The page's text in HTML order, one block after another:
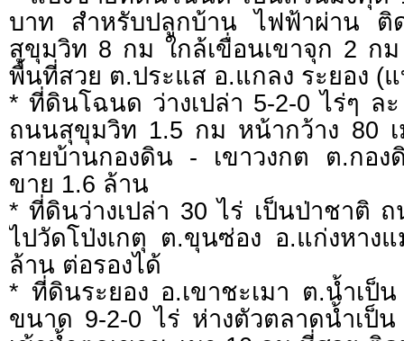
บาท สำหรับปลูกบ้าน ไฟฟ้าผ่าน ติ
สุขุมวิท 8 กม ใกล้เขื่อนเขาจุก 2 ก
พื้นที่สวย ต.ประแส อ.แกลง ระยอง (แ
* ที่ดินโฉนด ว่างเปล่า 5-2-0 ไร่ๆ ล
ถนนสุขุมวิท 1.5 กม หน้ากว้าง 80
สายบ้านกองดิน - เขาวงกต ต.กอง
ขาย 1.6 ล้าน
* ที่ดินว่างเปล่า 30 ไร่ เป็นป่าชาติ
ไปวัดโป่งเกตุ ต.ขุนซ่อง อ.แก่งหา
ล้าน ต่อรองได้
* ที่ดินระยอง อ.เขาชะเมา ต.น้ำเป็
ขนาด 9-2-0 ไร่ ห่างตัวตลาดน้ำเป็